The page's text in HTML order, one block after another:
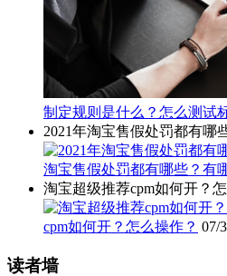
制定规则是什么？怎么测试
2021年淘宝售假处罚都有哪
淘宝售假处罚都有哪些？有
淘宝超级推荐cpm如何开？
cpm如何开？怎么操作？ 07/
读者墙